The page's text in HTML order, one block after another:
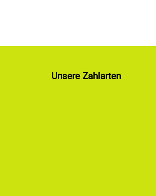
Unsere Zahlarten